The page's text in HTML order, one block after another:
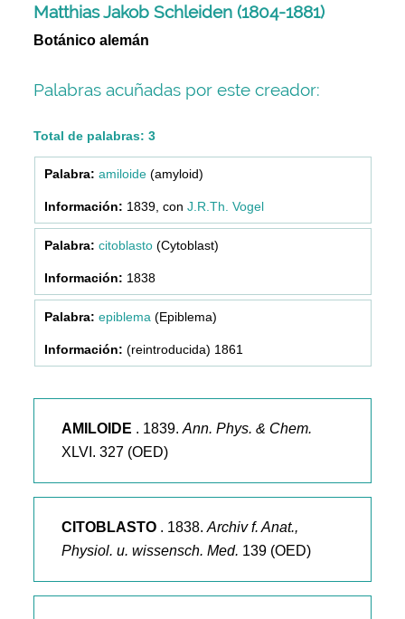
Matthias Jakob Schleiden (1804-1881)
Botánico alemán
Palabras acuñadas por este creador:
Total de palabras: 3
amiloide(amyloid)
1839, con J.R.Th. Vogel
citoblasto(Cytoblast)
1838
epiblema (Epiblema)
(reintroducida) 1861
AMILOIDE . 1839.Ann. Phys. & Chem.
XLVI. 327 (OED)
CITOBLASTO . 1838.Archiv f. Anat.,
Physiol. u. wissensch. Med. 139 (OED)